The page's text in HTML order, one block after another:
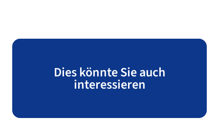
Dies könnte Sie auch
interessieren